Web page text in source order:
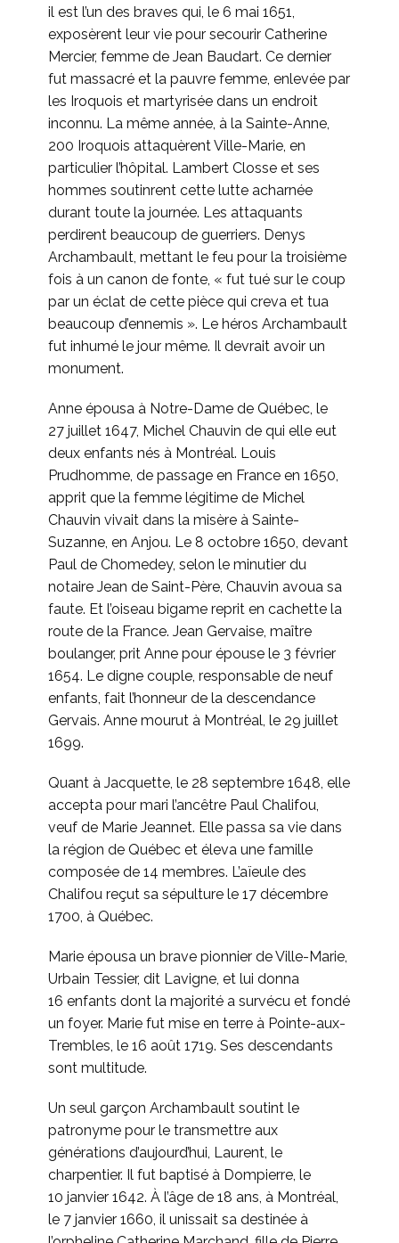
il est l’un des braves qui, le 6 mai 1651,
exposèrent leur vie pour secourir Catherine
Mercier, femme de Jean Baudart. Ce dernier
fut massacré et la pauvre femme, enlevée par
les Iroquois et martyrisée dans un endroit
inconnu. La même année, à la Sainte-Anne,
200 Iroquois attaquèrent Ville-Marie, en
particulier l’hôpital. Lambert Closse et ses
hommes soutinrent cette lutte acharnée
durant toute la journée. Les attaquants
perdirent beaucoup de guerriers. Denys
Archambault, mettant le feu pour la troisième
fois à un canon de fonte, « fut tué sur le coup
par un éclat de cette pièce qui creva et tua
beaucoup d’ennemis ». Le héros Archambault
fut inhumé le jour même. Il devrait avoir un
monument.
Anne épousa à Notre-Dame de Québec, le
27 juillet 1647, Michel Chauvin de qui elle eut
deux enfants nés à Montréal. Louis
Prudhomme, de passage en France en 1650,
apprit que la femme légitime de Michel
Chauvin vivait dans la misère à Sainte-
Suzanne, en Anjou. Le 8 octobre 1650, devant
Paul de Chomedey, selon le minutier du
notaire Jean de Saint-Père, Chauvin avoua sa
faute. Et l’oiseau bigame reprit en cachette la
route de la France. Jean Gervaise, maître
boulanger, prit Anne pour épouse le 3 février
1654. Le digne couple, responsable de neuf
enfants, fait l’honneur de la descendance
Gervais. Anne mourut à Montréal, le 29 juillet
1699.
Quant à Jacquette, le 28 septembre 1648, elle
accepta pour mari l’ancêtre Paul Chalifou,
veuf de Marie Jeannet. Elle passa sa vie dans
la région de Québec et éleva une famille
composée de 14 membres. L’aïeule des
Chalifou reçut sa sépulture le 17 décembre
1700, à Québec.
Marie épousa un brave pionnier de Ville-Marie,
Urbain Tessier, dit Lavigne, et lui donna
16 enfants dont la majorité a survécu et fondé
un foyer. Marie fut mise en terre à Pointe-aux-
Trembles, le 16 août 1719. Ses descendants
sont multitude.
Un seul garçon Archambault soutint le
patronyme pour le transmettre aux
générations d’aujourd’hui, Laurent, le
charpentier. Il fut baptisé à Dompierre, le
10 janvier 1642. À l’âge de 18 ans, à Montréal,
le 7 janvier 1660, il unissait sa destinée à